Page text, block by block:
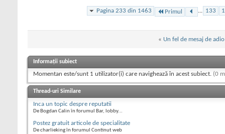
Pagina 233 din 1463 Primul ... 133
« Un fel de mesaj de adio
Informații subiect
Momentan este/sunt 1 utilizator(i) care navighează în acest subiect. (0
Thread-uri Similare
Inca un topic despre reputatii
De Bogdan Calin în forumul Bar, lobby...
Postez gratuit articole de specialitate
De charlieking în forumul Continut web